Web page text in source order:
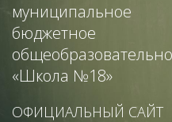
муниципальное
бюджетное
«Школа №18»
ОФИЦИАЛЬНЫЙ САЙТ